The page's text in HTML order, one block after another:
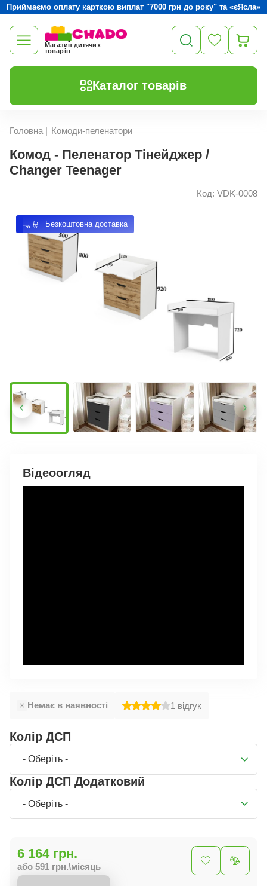
Приймаємо оплату карткою виплат "7000 грн до року" та «єЯсла»
Магазин дитячих
товарів
Каталог товарів
Головна | Комоди-пеленатори
Комод - Пеленатор Тінейджер /
Changer Teenager
Код: VDK-0008
Безкоштовна доставка
Відеоогляд
Немає в наявності 1 відгук
Колір ДСП
- Оберіть -
Колір ДСП Додатковий
- Оберіть -
6 164 грн.
або 591 грн.\місяць